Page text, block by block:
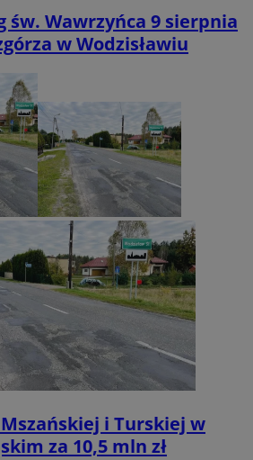
św. Wawrzyńca 9 sierpnia
w Wodzisławiu
i Turskiej w
za 10,5 mln zł